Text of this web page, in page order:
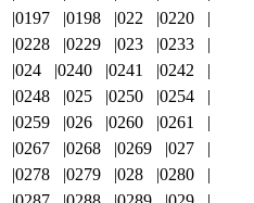
0197 0198 022
0220
0228 0229 023
0233
024 0240 0241
0242
0248 025 0250
0254
0259 026 0260
0261
0267 0268 0269
027
0278 0279 028
0280